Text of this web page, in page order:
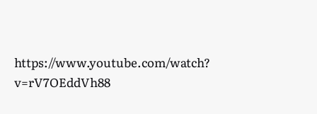
https://www.youtube.com/watch?
v=rV7OEddVh88